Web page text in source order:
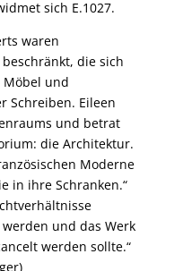
sich E.1027.
waren
die sich
und
Schreiben. Eileen
und betrat
die Architektur.
Moderne
in ihre Schranken.“
und das Werk
werden sollte.“